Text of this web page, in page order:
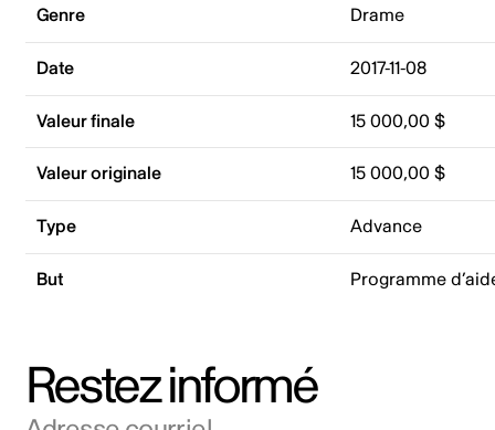
Genre Drame
Date 2017-11-08
Valeur finale 15 000,00 $
Valeur originale 15 000,00 $
Type Advance
But Programme
Restez informé